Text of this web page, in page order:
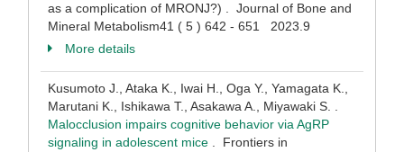
as a complication of MRONJ?) . Journal of Bone and
Mineral Metabolism41 ( 5 ) 642 - 651 2023.9
More details
Kusumoto J., Ataka K., Iwai H., Oga Y., Yamagata K.,
Marutani K., Ishikawa T., Asakawa A., Miyawaki S. .
Malocclusion impairs cognitive behavior via AgRP
signaling in adolescent mice . Frontiers in